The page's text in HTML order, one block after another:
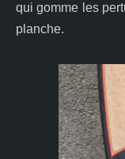
qui gomme les
planche.